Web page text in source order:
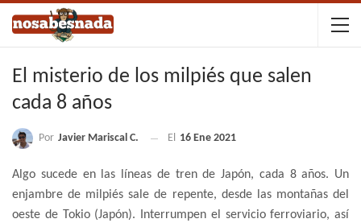
El misterio de los milpiés que salen
cada 8 años
Por Javier Mariscal C. El 16 Ene 2021
Algo sucede en las líneas de tren de Japón, cada 8 años. Un
enjambre de milpiés sale de repente, desde las montañas del
oeste de Tokio (Japón). Interrumpen el servicio ferroviario, así